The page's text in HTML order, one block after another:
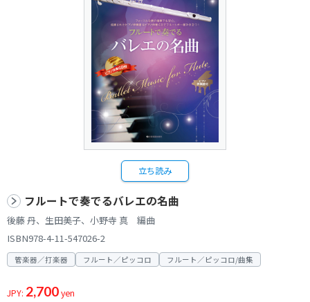
立ち読み
フルートで奏でるバレエの名曲
後藤 丹、生田美子、小野寺 真 編曲
ISBN978-4-11-547026-2
管楽器／打楽器 フルート／ピッコロ フルート／ピッコロ/曲集
JPY: 2,700yen